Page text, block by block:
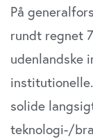
På
rundt regnet
udenlandske
solide
teknologi-/